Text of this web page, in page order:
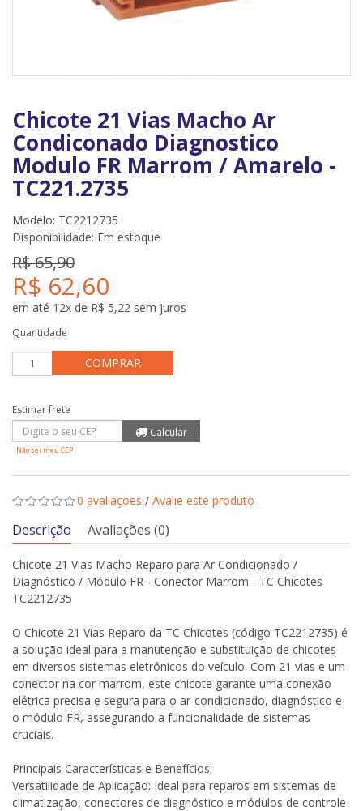
Chicote 21 Vias Macho Ar
Condiconado Diagnostico
Modulo FR Marrom / Amarelo -
TC221.2735
Modelo: TC2212735
Disponibilidade: Em estoque
R$ 65,90
R$ 62,60
em até 12x de R$ 5,22 sem juros
Quantidade
COMPRAR
Não sei meu CEP
0 avaliações / Avalie este produto
Descrição Avaliações (0)
Chicote 21 Vias Macho Reparo para Ar Condicionado /
Diagnóstico / Módulo FR - Conector Marrom - TC Chicotes
TC2212735
O Chicote 21 Vias Reparo da TC Chicotes (código TC2212735) é
a solução ideal para a manutenção e substituição de chicotes
em diversos sistemas eletrônicos do veículo. Com 21 vias e um
conector na cor marrom, este chicote garante uma conexão
elétrica precisa e segura para o ar-condicionado, diagnóstico e
o módulo FR, assegurando a funcionalidade de sistemas
cruciais.
Principais Características e Benefícios:
Versatilidade de Aplicação: Ideal para reparos em sistemas de
climatização, conectores de diagnóstico e módulos de controle